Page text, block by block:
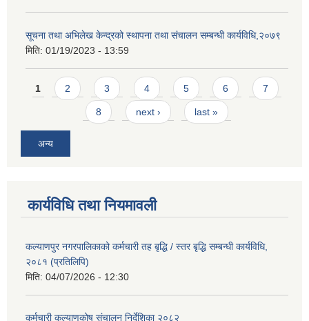
सूचना तथा अभिलेख केन्द्रको स्थापना तथा संचालन सम्बन्धी कार्यविधि,२०७९
मिति: 01/19/2023 - 13:59
Pages
1 2 3 4 5 6 7
8 next › last »
अन्य
कार्यविधि तथा नियमावली
कल्याणपुर नगरपालिकाको कर्मचारी तह बृद्धि / स्तर बृद्धि सम्बन्धी कार्यविधि,
२०८१ (प्रतिलिपि)
मिति: 04/07/2026 - 12:30
कर्मचारी कल्याणकोष संचालन निर्देशिका २०८२